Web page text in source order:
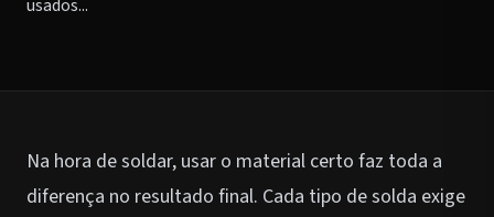
usados...
Na hora de soldar, usar o material certo faz toda a
diferença no resultado final. Cada tipo de solda exige